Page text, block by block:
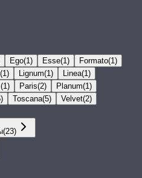
Ego(1 ) Esse(1 ) Formato(1 )
(1 ) Lignum(1 ) Linea(1 )
(1 ) Paris(2) Planum(1 )
) Toscana(5) Velvet(2)
(23)